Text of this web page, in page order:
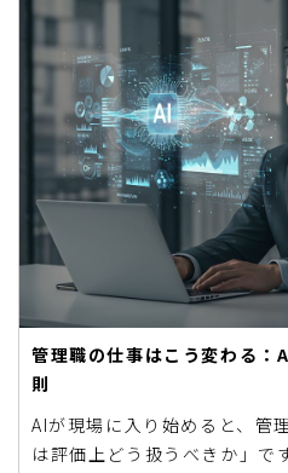
管理職の仕事はこう変わる：
則
AIが現場に入り始めると、管
は評価上どう扱うべきか」で